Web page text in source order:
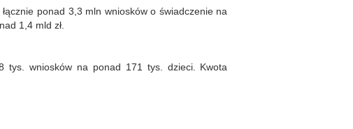
łącznie ponad 3,3 mln wniosków o świadczenie na
1,4 mld zł.
tys. wniosków na ponad 171 tys. dzieci. Kwota